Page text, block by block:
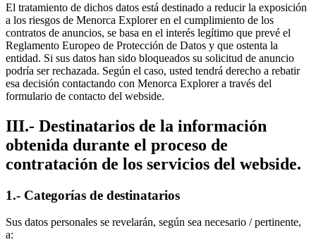
El tratamiento de dichos datos está destinado a reducir la exposición
a los riesgos de Menorca Explorer en el cumplimiento de los
contratos de anuncios, se basa en el interés legítimo que prevé el
Reglamento Europeo de Protección de Datos y que ostenta la
entidad. Si sus datos han sido bloqueados su solicitud de anuncio
podría ser rechazada. Según el caso, usted tendrá derecho a rebatir
esa decisión contactando con Menorca Explorer a través del
formulario de contacto del webside.
III.- Destinatarios de la información
obtenida durante el proceso de
contratación de los servicios del webside.
1.- Categorías de destinatarios
Sus datos personales se revelarán, según sea necesario / pertinente,
a: